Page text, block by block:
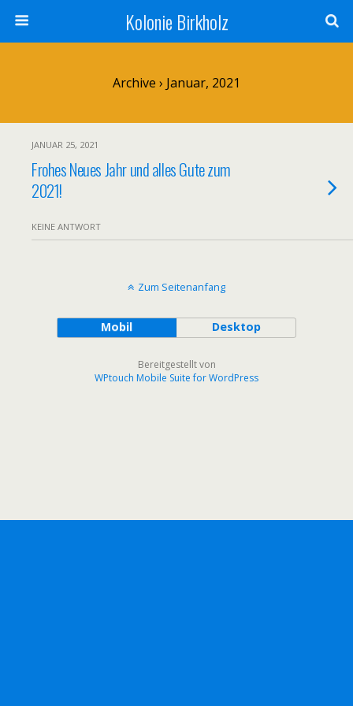
Kolonie Birkholz
Archive › Januar, 2021
JANUAR 25, 2021
Frohes Neues Jahr und alles Gute zum
2021!
KEINE ANTWORT
Zum Seitenanfang
Mobil Desktop
Bereitgestellt von
WPtouch Mobile Suite for WordPress